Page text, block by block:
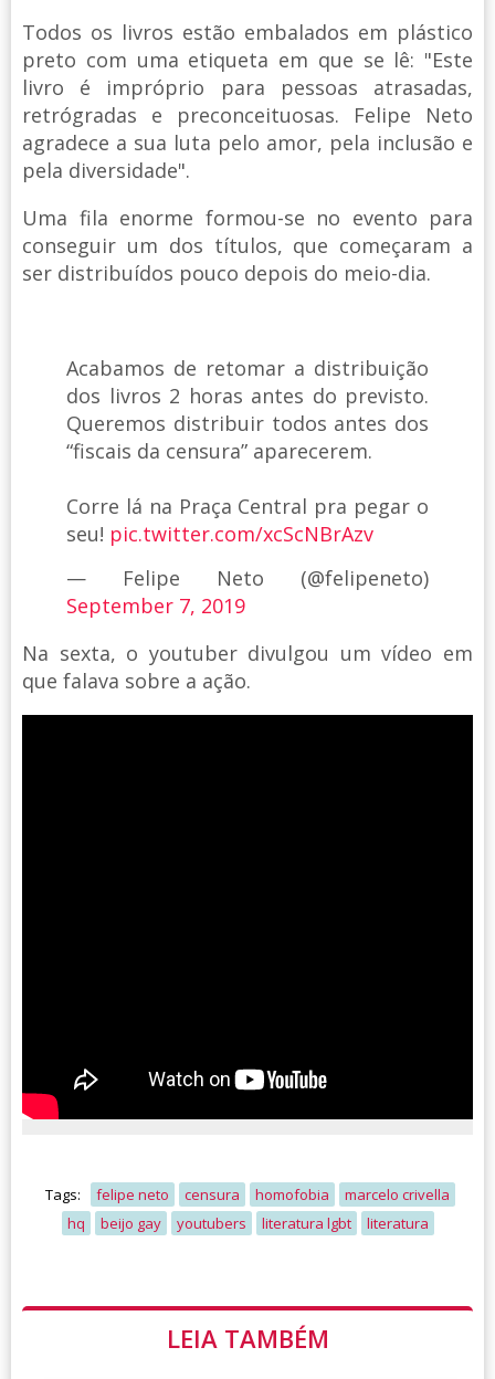
Todos os livros estão embalados em plástico
preto com uma etiqueta em que se lê: "Este
livro é impróprio para pessoas atrasadas,
retrógradas e preconceituosas. Felipe Neto
agradece a sua luta pelo amor, pela inclusão e
pela diversidade".
Uma fila enorme formou-se no evento para
conseguir um dos títulos, que começaram a
ser distribuídos pouco depois do meio-dia.
Acabamos de retomar a distribuição
dos livros 2 horas antes do previsto.
Queremos distribuir todos antes dos
“fiscais da censura” aparecerem.
Corre lá na Praça Central pra pegar o
seu! pic.twitter.com/xcScNBrAzv
— Felipe Neto (@felipeneto)
September 7, 2019
Na sexta, o youtuber divulgou um vídeo em
que falava sobre a ação.
Tags: felipe neto censura homofobia
marcelo crivella
hq
beijo gay youtubers literatura lgbt literatura
LEIA TAMBÉM